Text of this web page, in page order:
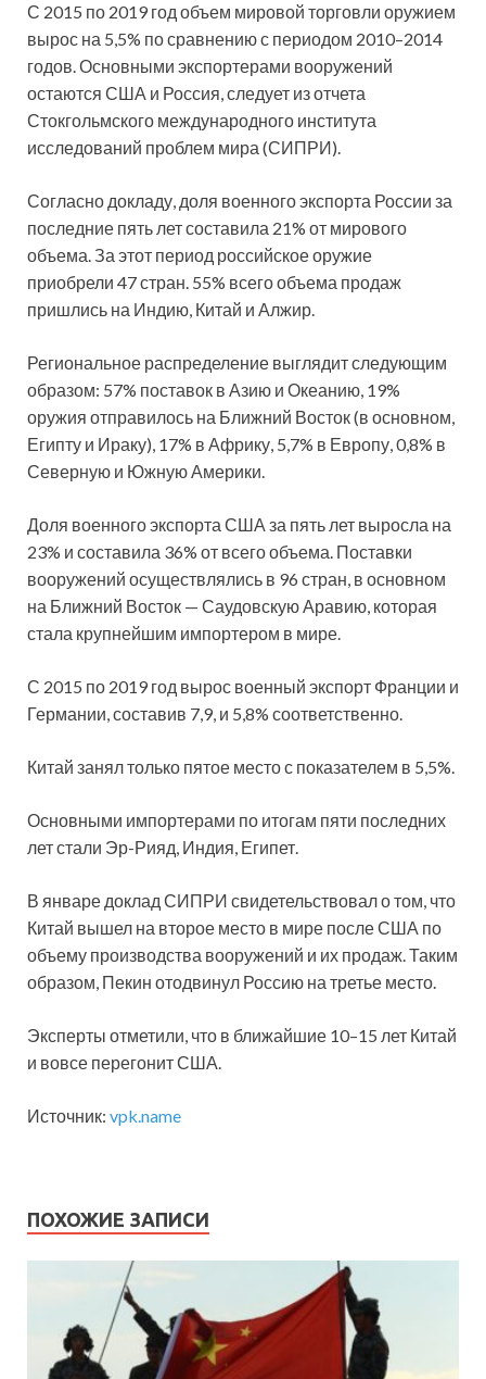
С 2015 по 2019 год объем мировой торговли оружием
вырос на 5,5% по сравнению с периодом 2010–2014
годов. Основными экспортерами вооружений
остаются США и Россия, следует из отчета
Стокгольмского международного института
исследований проблем мира (СИПРИ).
Согласно докладу, доля военного экспорта России за
последние пять лет составила 21% от мирового
объема. За этот период российское оружие
приобрели 47 стран. 55% всего объема продаж
пришлись на Индию, Китай и Алжир.
Региональное распределение выглядит следующим
образом: 57% поставок в Азию и Океанию, 19%
оружия отправилось на Ближний Восток (в основном,
Египту и Ираку), 17% в Африку, 5,7% в Европу, 0,8% в
Северную и Южную Америки.
Доля военного экспорта США за пять лет выросла на
23% и составила 36% от всего объема. Поставки
вооружений осуществлялись в 96 стран, в основном
на Ближний Восток — Саудовскую Аравию, которая
стала крупнейшим импортером в мире.
С 2015 по 2019 год вырос военный экспорт Франции и
Германии, составив 7,9, и 5,8% соответственно.
Китай занял только пятое место с показателем в 5,5%.
Основными импортерами по итогам пяти последних
лет стали Эр-Рияд, Индия, Египет.
В январе доклад СИПРИ свидетельствовал о том, что
Китай вышел на второе место в мире после США по
объему производства вооружений и их продаж. Таким
образом, Пекин отодвинул Россию на третье место.
Эксперты отметили, что в ближайшие 10–15 лет Китай
и вовсе перегонит США.
Источник: vpk.name
ПОХОЖИЕ ЗАПИСИ